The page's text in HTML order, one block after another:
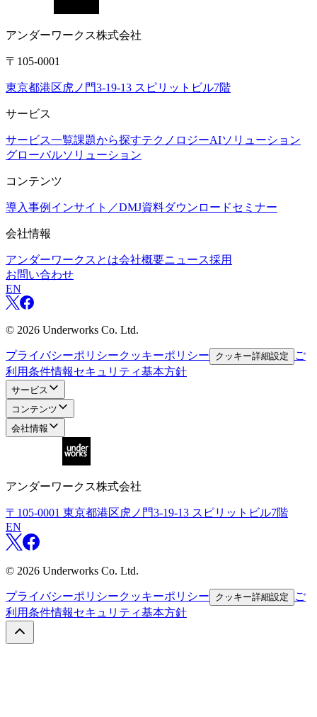
アンダーワークス株式会社
〒105-0001
東京都港区虎ノ門3-19-13 スピリットビル7階
サービス
サービス一覧課題から探すテクノロジーAIソリューション
グローバルソリューション
コンテンツ
導入事例 インサイト／DMJ資料ダウンロードセミナー
会社情報
アンダーワークスとは会社概要ニュース採用
お問い合わせ
EN
© 2026 Underworks Co. Ltd.
プライバシーポリシークッキーポリシー クッキー詳細設定
ご
利用条件情報セキュリティ基本方針
サービス
コンテンツ
会社情報
アンダーワークス株式会社
〒105-0001 東京都港区虎ノ門3-19-13 スピリットビル7階
EN
© 2026 Underworks Co. Ltd.
プライバシーポリシークッキーポリシー クッキー詳細設定
ご
利用条件情報セキュリティ基本方針